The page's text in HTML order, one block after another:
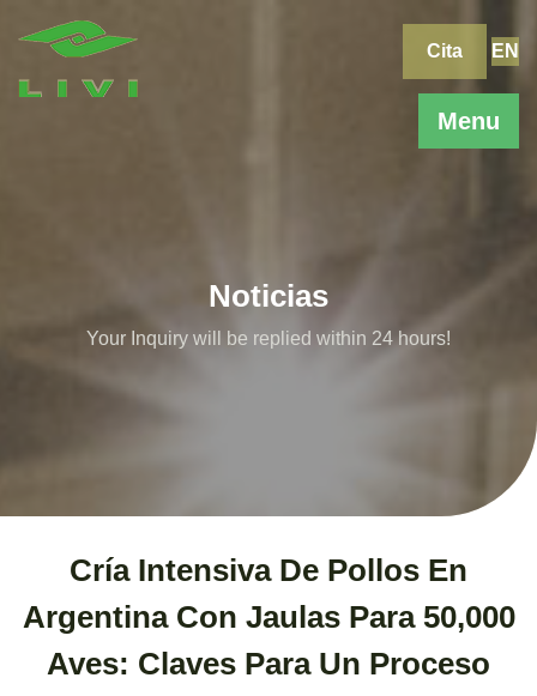
Menu
Cita EN
Noticias
Your Inquiry will be replied within 24 hours!
Cría Intensiva De Pollos En
Argentina Con Jaulas Para 50,000
Aves: Claves Para Un Proceso